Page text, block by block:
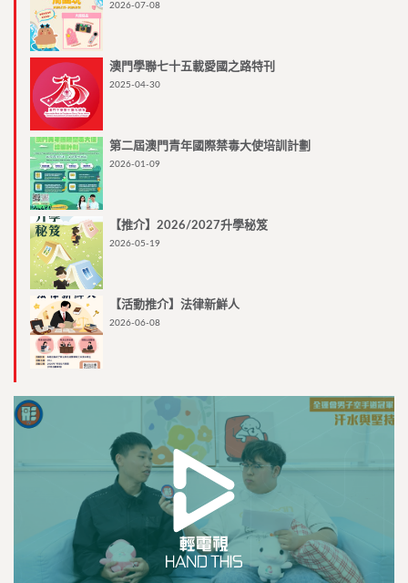
2026-07-08
澳門學聯七十五載愛國之路特刊
2025-04-30
第二屆澳門青年國際禁毒大使培訓計劃
2026-01-09
【推介】2026/2027升學秘笈
2026-05-19
【活動推介】法律新鮮人
2026-06-08